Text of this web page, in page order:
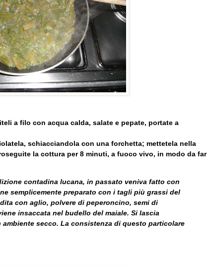
a filo con acqua calda, salate e pepate, portate a
schiacciandola con una forchetta; mettetela nella
la cottura per 8 minuti, a fuoco vivo, in modo da far
contadina lucana, in passato veniva fatto con
semplicemente preparato con i tagli più grassi del
con aglio, polvere di peperoncino, semi di
insaccata nel budello del maiale. Si lascia
secco. La consistenza di questo particolare